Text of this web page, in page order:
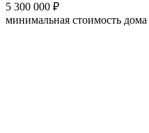
5 300 000 ₽
минимальная cтоимость дома